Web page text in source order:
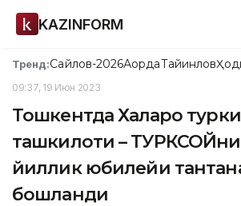
KAZINFORM
Тренд:Сайлов-2026АқордаТайинлов
09:37, 19 Июн 2023
Тошкентда Халқаро
ташкилоти –
йиллик юбилейи
бошланди